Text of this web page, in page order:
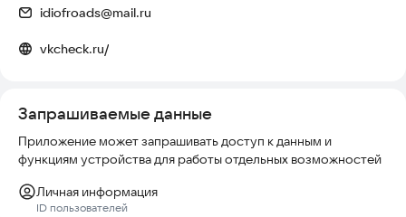
Все запросы выполняются через официальный VK API и
Приложение не требует доступа к аккаунту, паролю или
https://vkcheck.ru
Ключевые слова
vk, вконтакте, онлайн, активность, друзья, трекер, vkcheck,
checker, статус, last seen, соцсети
idiofroads@mail.ru
vkcheck.ru/
Запрашиваемые данные
Приложение может запрашивать доступ к данным и
функциям устройства для работы отдельных возможностей
Личная информация
ID пользователей